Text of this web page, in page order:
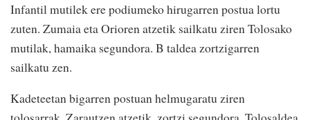
Infantil mutilek ere podiumeko hirugarren postua lortu
zuten. Zumaia eta Orioren atzetik sailkatu ziren Tolosako
mutilak, hamaika segundora. B taldea zortzigarren
sailkatu zen.
Kadeteetan bigarren postuan helmugaratu ziren